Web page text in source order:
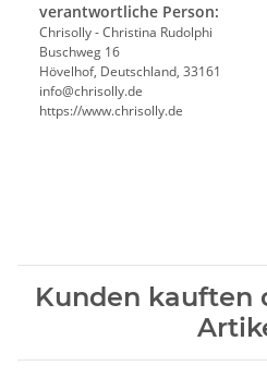
verantwortliche Person:
Chrisolly - Christina Rudolphi
Buschweg 16
Hövelhof, Deutschland, 33161
info@chrisolly.de
https://www.chrisolly.de
Kunden kauften